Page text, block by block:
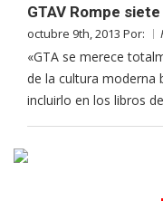
GTAV Rompe
octubre 9th, 2013 Por:
«GTA se merece
de la cultura moderna
incluirlo en los libros